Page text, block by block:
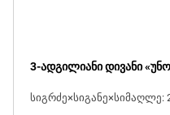
3-ადგილიანი დივანი
სიგრძე×სიგანე×სიმაღლე: